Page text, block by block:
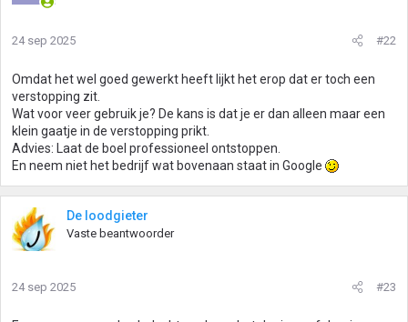
e
i
g
n
:
24 sep 2025 #22
Omdat het wel goed gewerkt heeft lijkt het erop dat er toch een
verstopping zit.
Wat voor veer gebruik je? De kans is dat je er dan alleen maar een
klein gaatje in de verstopping prikt.
Advies: Laat de boel professioneel ontstoppen.
En neem niet het bedrijf wat bovenaan staat in Google
De loodgieter
Vaste beantwoorder
24 sep 2025 #23